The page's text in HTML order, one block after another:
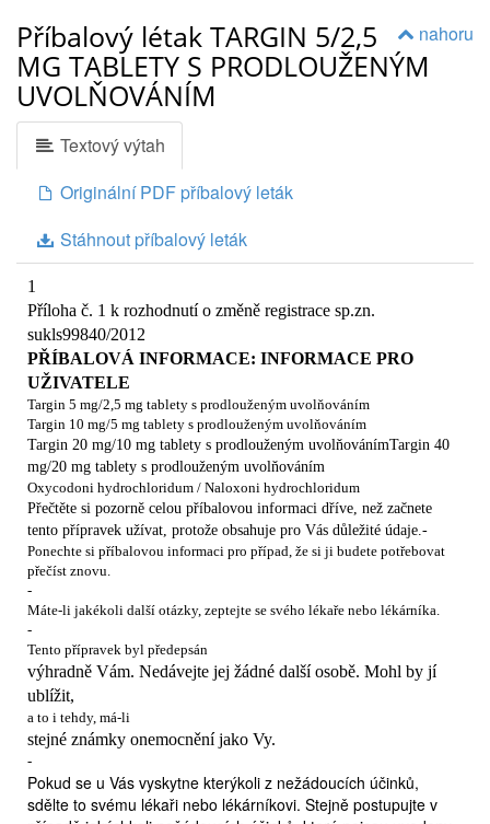
nahoru
Příbalový létak TARGIN 5/2,5
MG TABLETY S PRODLOUŽENÝM
UVOLŇOVÁNÍM
Textový výtah
Originální PDF příbalový leták
Stáhnout příbalový leták
1
Příloha č. 1 k rozhodnutí o změně registrace sp.zn.
sukls99840/2012
PŘÍBALOVÁ INFORMACE: INFORMACE PRO
UŽIVATELE
Targin 5 mg/2,5 mg tablety s prodlouženým uvolňováním
Targin 10 mg/5 mg tablety s prodlouženým uvolňováním
Targin 20 mg/10 mg tablety s prodlouženým uvolňovánímTargin 40
mg/20 mg tablety s prodlouženým uvolňováním
Oxycodoni hydrochloridum / Naloxoni hydrochloridum
Přečtěte si pozorně celou příbalovou informaci dříve, než začnete
tento přípravek užívat, protože obsahuje pro Vás důležité údaje.-
Ponechte si příbalovou informaci pro případ, že si ji budete potřebovat
přečíst znovu.
-
Máte-li jakékoli další otázky, zeptejte se svého lékaře nebo lékárníka.
-
Tento přípravek byl předepsán
výhradně Vám. Nedávejte jej žádné další osobě. Mohl by jí
ublížit,
a to i tehdy, má-li
stejné známky onemocnění jako Vy.
-
Pokud se u Vás vyskytne kterýkoli z nežádoucích účinků,
sdělte to svému lékaři nebo lékárníkovi. Stejně postupujte v